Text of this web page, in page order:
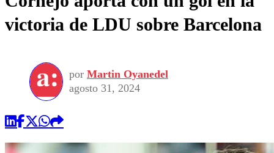
victoria de LDU sobre Barcelona
por Martin Oyanedel
agosto 31, 2024